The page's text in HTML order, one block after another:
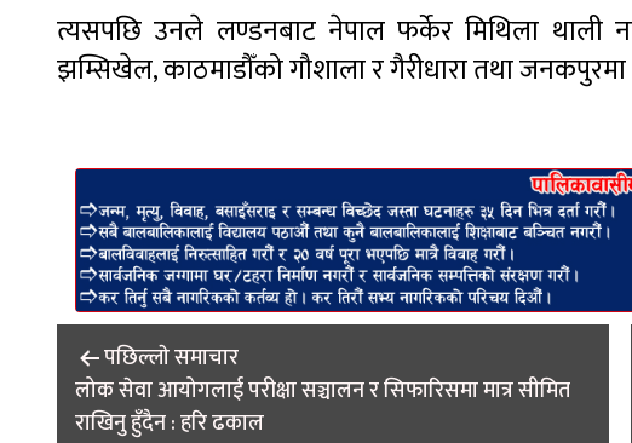
त्यसपछि उनले लण्डनबाट नेपाल फर्केर मिथिला थाली
झम्सिखेल, काठमाडौँको गौशाला र गैरीधारा तथा
Post
navigation
पछिल्लाे समाचार
लोक सेवा आयोगलाई परीक्षा सञ्चालन र सिफारिसमा मात्र सीमित
राखिनु हुँदैन : हरि ढकाल